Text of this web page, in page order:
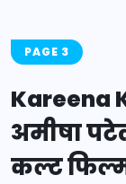
PAGE 3
Kareena
अमीषा
कल्ट